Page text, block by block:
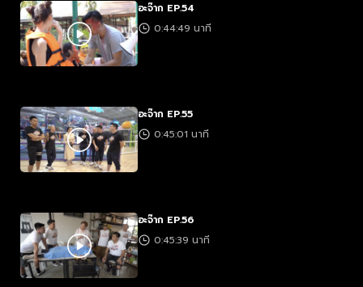
อะจ๊าก EP.54
0:44:49 นาที
อะจ๊าก EP.55
0:45:01 นาที
อะจ๊าก EP.56
0:45:39 นาที